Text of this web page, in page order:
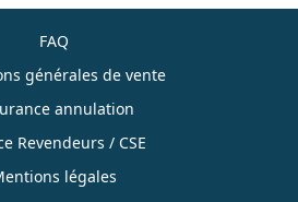
FAQ
générales de vente
annulation
Revendeurs / CSE
légales